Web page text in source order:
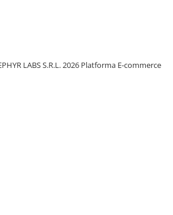
LABS S.R.L. 2026 Platforma E-commerce